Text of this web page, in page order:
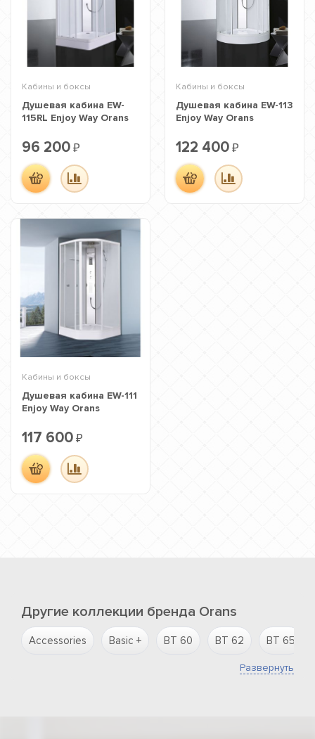
Кабины и боксы
Душевая кабина EW-
115RL Enjoy Way Orans
96 200 ₽
Кабины и боксы
Душевая кабина EW-113
Enjoy Way Orans
122 400 ₽
Кабины и боксы
Душевая кабина EW-111
Enjoy Way Orans
117 600 ₽
Другие коллекции бренда Orans
Accessories Basic + BT 60 BT 62 BT 65
Развернуть